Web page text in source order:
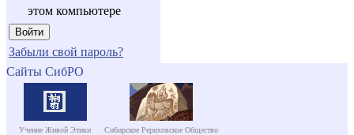
этом компьютере
Забыли свой пароль?
Сайты СибРО
Учение Живой Этики Сибирское Рериховское Общество